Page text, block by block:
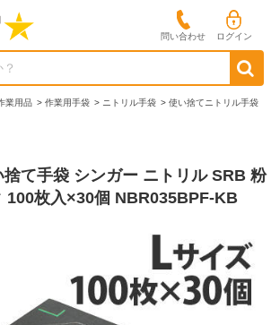
問い合わせ ログイン
業用品 > 作業用手袋 > ニトリル手袋 > 使い捨てニトリル手袋
て手袋 シンガー ニトリル SRB 粉
100枚入×30個 NBR035BPF-KB